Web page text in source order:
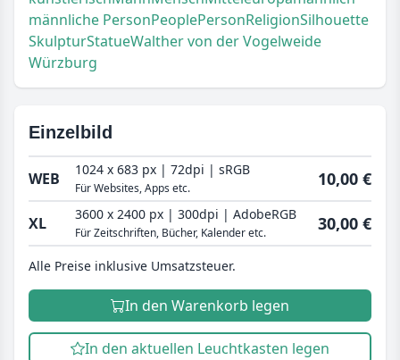
männliche PersonPeoplePersonReligionSilhouette
SkulpturStatueWalther von der Vogelweide
Würzburg
Einzelbild
WEB 1024 x 683 px | 72dpi | sRGB
Für Websites, Apps etc. 10,00 €
XL 3600 x 2400 px | 300dpi | AdobeRGB
Für Zeitschriften, Bücher, Kalender etc. 30,00 €
Alle Preise inklusive Umsatzsteuer.
In den Warenkorb legen
In den aktuellen Leuchtkasten legen